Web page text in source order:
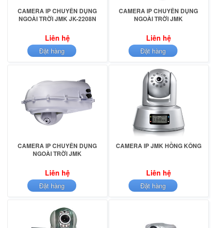
CAMERA IP CHUYÊN DỤNG
NGOÀI TRỜI JMK JK-2208N
Liên hệ
Đặt hàng
CAMERA IP CHUYÊN DỤNG
NGOÀI TRỜI JMK
Liên hệ
Đặt hàng
CAMERA IP CHUYÊN DỤNG
NGOÀI TRỜI JMK
Liên hệ
Đặt hàng
CAMERA IP JMK HỒNG KÔNG
Liên hệ
Đặt hàng